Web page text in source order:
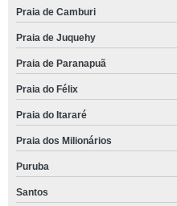
Praia de Camburi
Praia de Juquehy
Praia de Paranapuã
Praia do Félix
Praia do Itararé
Praia dos Milionários
Puruba
Santos